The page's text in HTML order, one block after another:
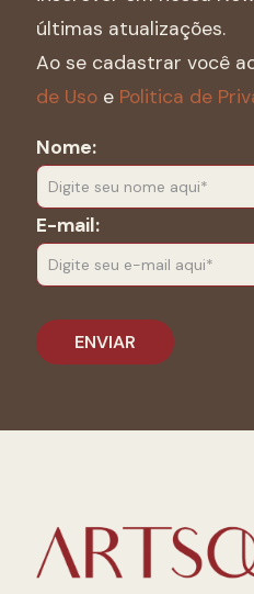
últimas atualizações.
Ao se cadastrar você
de Uso e Politica de
Nome:
E-mail: